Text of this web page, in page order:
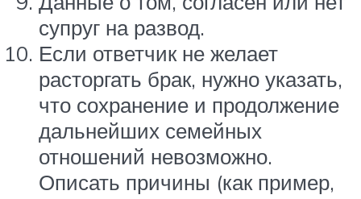
супруг на развод.
Если ответчик не желает
расторгать брак, нужно указать,
что сохранение и продолжение
дальнейших семейных
отношений невозможно.
Описать причины (как пример,